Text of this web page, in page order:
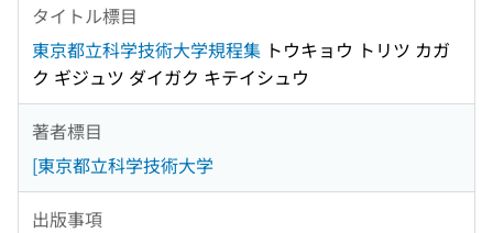
タイトル標目
東京都立科学技術大学規程集 トウキョウ トリツ カガ
ク ギジュツ ダイガク キテイシュウ
著者標目
[東京都立科学技術大学
出版事項